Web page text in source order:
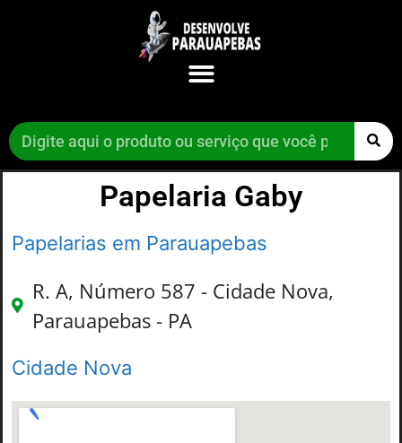
Papelaria Gaby
Papelarias em Parauapebas
R. A, Número 587 - Cidade Nova,
Parauapebas - PA
Cidade Nova